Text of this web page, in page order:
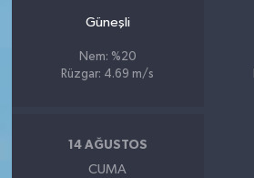
Güneşli
Nem: %20
Rüzgar: 4.69 m/s
14 AĞUSTOS
CUMA